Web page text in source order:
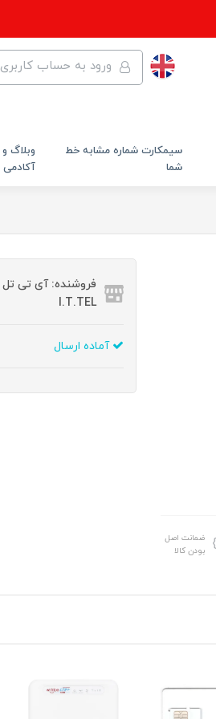
ورود به حساب کاربری
سیمکارت شماره مشابه خط
شما
وبلاگ و
آکادمی
ضمانت اصل
بودن کالا
فروشنده: آی تی تل
I.T.TEL
آماده ارسال